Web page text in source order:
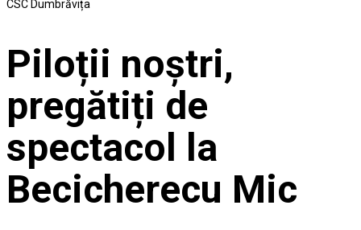
CSC Dumbrăvița
Piloții noștri,
pregătiți de
spectacol la
Becicherecu Mic